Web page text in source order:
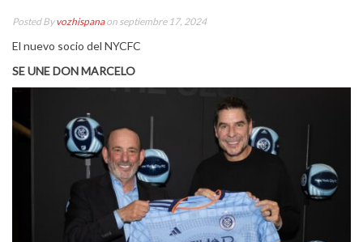
Posted Byvozhispanaon septiembre 17, 2024
El nuevo socio del NYCFC
SE UNE DON MARCELO